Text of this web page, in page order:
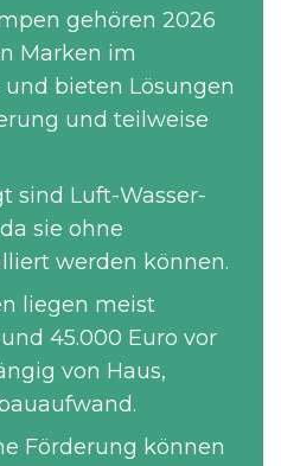
gehören 2026
Marken im
bieten Lösungen
und teilweise
sind Luft-Wasser-
sie ohne
werden können.
liegen meist
45.000 Euro vor
von Haus,
Förderung können